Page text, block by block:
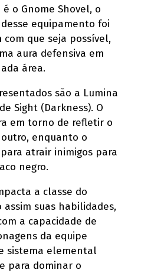
o Gnome Shovel, o
equipamento foi
com que seja possível,
aura defensiva em
área.
são a Lumina
Sight (Darkness). O
em torno de refletir o
enquanto o
atrair inimigos para
negro.
a classe do
suas habilidades,
a capacidade de
da equipe
sistema elemental
para dominar o